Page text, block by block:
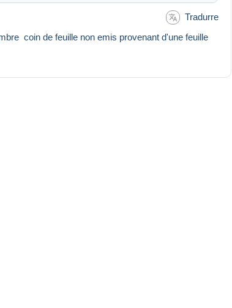
Tradurre
coin de feuille non emis provenant d'une feuille